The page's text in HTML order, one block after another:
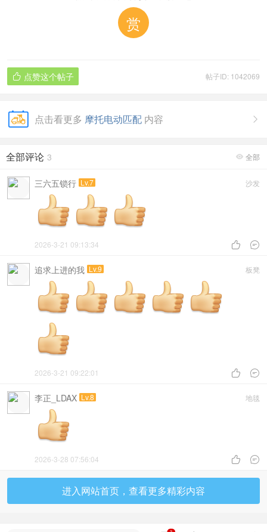
赏
帖子ID: 1042069
 点赞这个帖子

点击看更多 摩托电动匹配 内容
 全部
全部评论 3
沙发
三六五锁行 Lv.7
 
2026-3-21 09:13:34
板凳
追求上进的我 Lv.9
 
2026-3-21 09:22:01
地毯
李正_LDAX Lv.8
 
2026-3-28 07:56:04
进入网站首页，查看更多精彩内容